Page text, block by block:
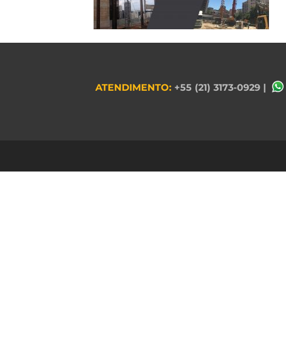
ATENDIMENTO: +55 (21) 3173-0929 |